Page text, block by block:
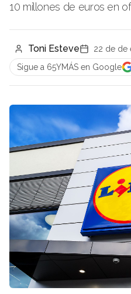
10 millones de euros en
Toni Esteve
22 de de
Sigue a 65YMÁS en Google